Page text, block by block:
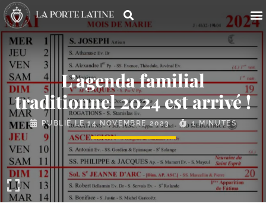
L’agenda familial
traditionnel 2024 est arrivé !
PUBLIÉ LE14 NOVEMBRE 2023 1 MINUTES